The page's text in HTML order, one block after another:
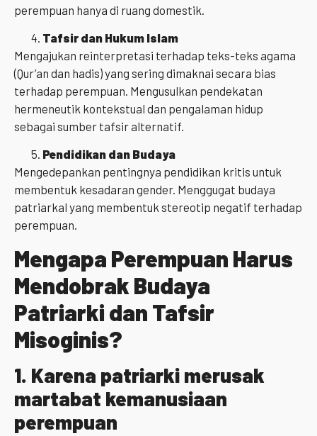
perempuan hanya di ruang domestik.
Tafsir dan Hukum Islam
Mengajukan reinterpretasi terhadap teks-teks agama
(Qur’an dan hadis) yang sering dimaknai secara bias
terhadap perempuan. Mengusulkan pendekatan
hermeneutik kontekstual dan pengalaman hidup
sebagai sumber tafsir alternatif.
Pendidikan dan Budaya
Mengedepankan pentingnya pendidikan kritis untuk
membentuk kesadaran gender. Menggugat budaya
patriarkal yang membentuk stereotip negatif terhadap
perempuan.
Mengapa Perempuan Harus
Mendobrak Budaya
Patriarki dan Tafsir
Misoginis?
1. Karena patriarki merusak
martabat kemanusiaan
perempuan